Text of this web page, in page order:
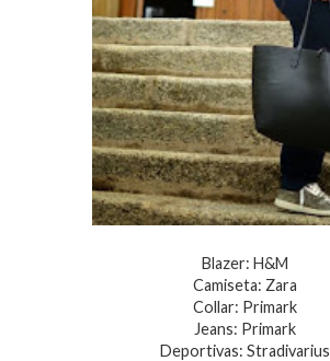
Blazer: H&M
Camiseta: Zara
Collar: Primark
Jeans: Primark
Deportivas: Stradivarius